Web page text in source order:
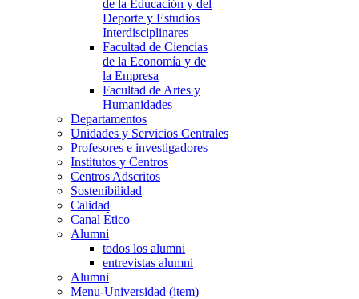
de la Educación y del
Deporte y Estudios
Interdisciplinares
Facultad de Ciencias
de la Economía y de
la Empresa
Facultad de Artes y
Humanidades
Departamentos
Unidades y Servicios Centrales
Profesores e investigadores
Institutos y Centros
Centros Adscritos
Sostenibilidad
Calidad
Canal Ético
Alumni
todos los alumni
entrevistas alumni
Alumni
Menu-Universidad (item)